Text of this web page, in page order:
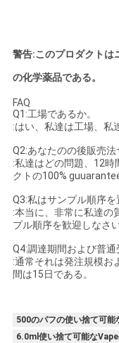
警告:このプロダクトは
の化学薬品である。
FAQ
Q1:工場であるか。
:はい、私達は工場、私
Q2:あなたのの後販売法
:私達はどの問題、12
クトの100%
Q3:私はサンプル順序を
:本当に、非常に私達の
プル順序を歓迎しなさ
Q4:調達期間および普通
:通常それは発注規模お
間は15日である。
500のパフの使い捨て可能
6.0ml使い捨て可能な